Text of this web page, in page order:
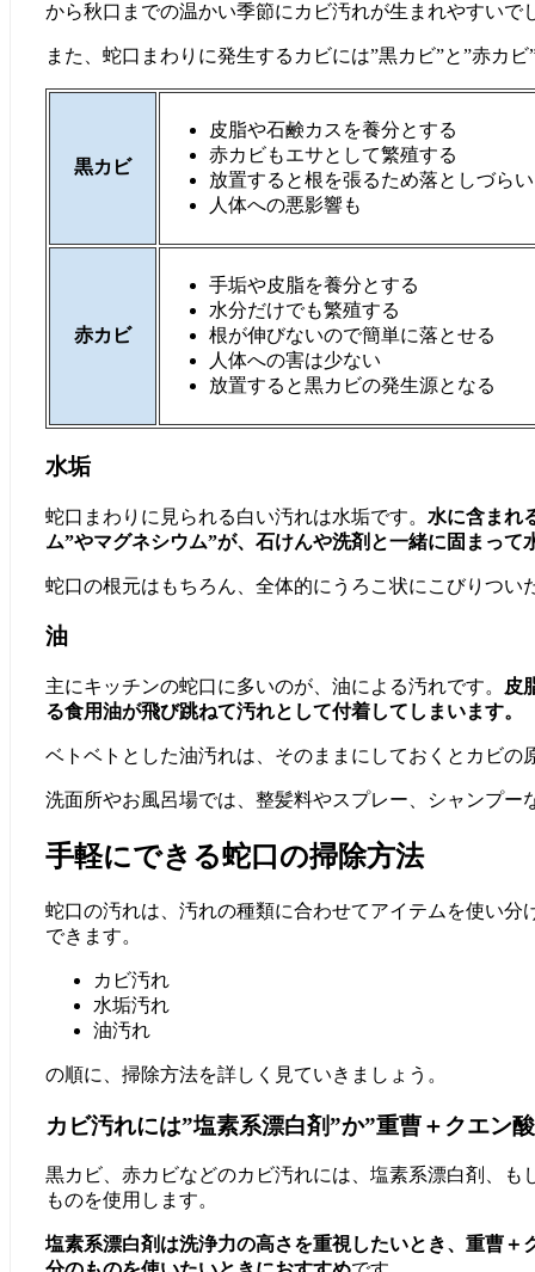
から秋口までの温かい季節にカビ汚れが生まれやすいで
また、蛇口まわりに発生するカビには”黒カビ”と”赤カ
黒カビ
皮脂や石鹸カスを養分とする
赤カビもエサとして繁殖する
放置すると根を張るため落としづらい
人体への悪影響も
赤カビ
手垢や皮脂を養分とする
水分だけでも繁殖する
根が伸びないので簡単に落とせる
人体への害は少ない
放置すると黒カビの発生源となる
水垢
蛇口まわりに見られる白い汚れは水垢です。 水に含まれ
ム”やマグネシウム”が、石けんや洗剤と一緒に固まって
蛇口の根元はもちろん、全体的にうろこ状にこびりつい
油
主にキッチンの蛇口に多いのが、油による汚れです。
皮
る食用油が飛び跳ねて汚れとして付着してしまいます。
ベトベトとした油汚れは、そのままにしておくとカビの
洗面所やお風呂場では、整髪料やスプレー、シャンプー
手軽にできる蛇口の掃除方法
蛇口の汚れは、汚れの種類に合わせてアイテムを使い分
できます。
カビ汚れ
水垢汚れ
油汚れ
の順に、掃除方法を詳しく見ていきましょう。
カビ汚れには”塩素系漂白剤”か”重曹＋クエン
黒カビ、赤カビなどのカビ汚れには、塩素系漂白剤、も
ものを使用します。
塩素系漂白剤は洗浄力の高さを重視したいとき、重曹＋